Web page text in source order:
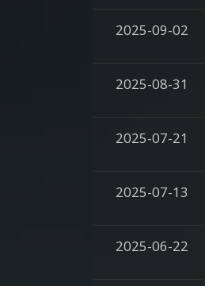
2025-09-02
2025-08-31
2025-07-21
2025-07-13
2025-06-22